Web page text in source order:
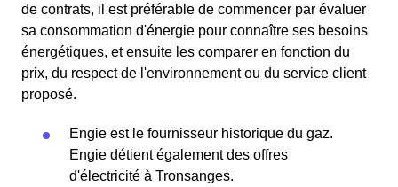
de contrats, il est préférable de commencer par évaluer
sa consommation d'énergie pour connaître ses besoins
énergétiques, et ensuite les comparer en fonction du
prix, du respect de l'environnement ou du service client
proposé.
Engie est le fournisseur historique du gaz.
Engie détient également des offres
d'électricité à Tronsanges.